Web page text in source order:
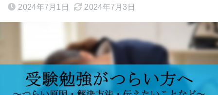
2024年7月1日 2024年7月3日